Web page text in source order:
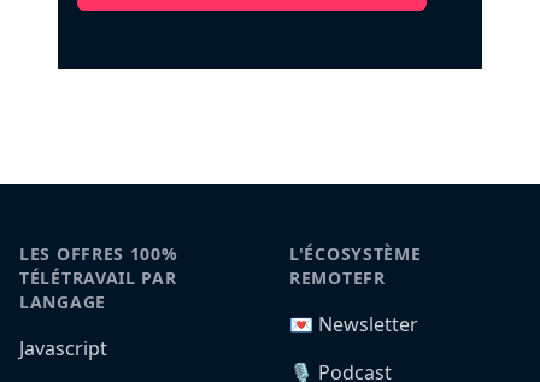
LES OFFRES 100%
TÉLÉTRAVAIL PAR
LANGAGE
Javascript
L'ÉCOSYSTÈME
REMOTEFR
💌 Newsletter
🎙️ Podcast